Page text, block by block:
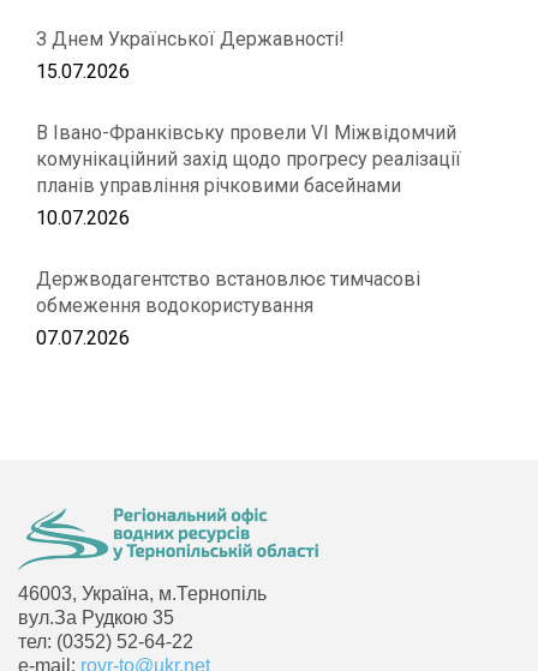
З Днем Української Державності!
15.07.2026
В Івано-Франківську провели VІ Міжвідомчий
комунікаційний захід щодо прогресу реалізації
планів управління річковими басейнами
10.07.2026
Держводагентство встановлює тимчасові
обмеження водокористування
07.07.2026
46003, Україна, м.Тернопіль
вул.За Рудкою 35
тел: (0352) 52-64-22
e-mail: rovr-to@ukr.net